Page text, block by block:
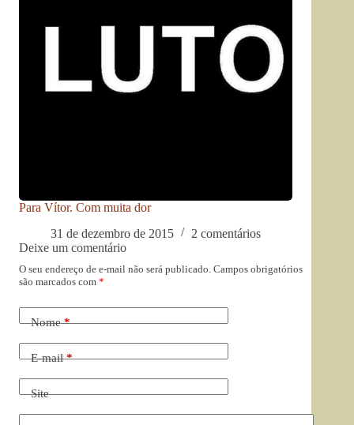
Para Vítor. Com muita dor
31 de dezembro de 2015
2 comentários
Deixe um comentário
O seu endereço de e-mail não será publicado. Campos obrigatórios
são marcados com *
Nome*
E-mail*
Site